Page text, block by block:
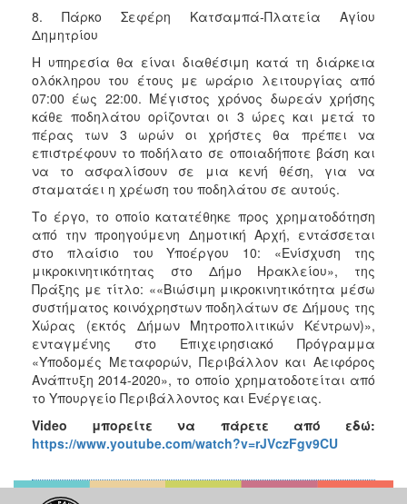
8. Πάρκο Σεφέρη Κατσαμπά-Πλατεία Αγίου
Δημητρίου
Η υπηρεσία θα είναι διαθέσιμη κατά τη διάρκεια
ολόκληρου του έτους με ωράριο λειτουργίας από
07:00 έως 22:00. Μέγιστος χρόνος δωρεάν χρήσης
κάθε ποδηλάτου ορίζονται οι 3 ώρες και μετά το
πέρας των 3 ωρών οι χρήστες θα πρέπει να
επιστρέφουν το ποδήλατο σε οποιαδήποτε βάση και
να το ασφαλίσουν σε μια κενή θέση, για να
σταματάει η χρέωση του ποδηλάτου σε αυτούς.
Το έργο, το οποίο κατατέθηκε προς χρηματοδότηση
από την προηγούμενη Δημοτική Αρχή, εντάσσεται
στο πλαίσιο του Υποέργου 10: «Ενίσχυση της
μικροκινητικότητας στο Δήμο Ηρακλείου», της
Πράξης με τίτλο: ««Βιώσιμη μικροκινητικότητα μέσω
συστήματος κοινόχρηστων ποδηλάτων σε Δήμους της
Χώρας (εκτός Δήμων Μητροπολιτικών Κέντρων)»,
ενταγμένης στο Επιχειρησιακό Πρόγραμμα
«Υποδομές Μεταφορών, Περιβάλλον και Αειφόρος
Ανάπτυξη 2014-2020», το οποίο χρηματοδοτείται από
το Υπουργείο Περιβάλλοντος και Ενέργειας.
Video μπορείτε να πάρετε από εδώ:
https://www.youtube.com/watch?v=rJVczFgv9CU